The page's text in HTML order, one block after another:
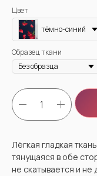
Цвет
тёмно-синий
Образец ткани
Лёгкая гладкая
тянущаяся в обе
не скатывается и